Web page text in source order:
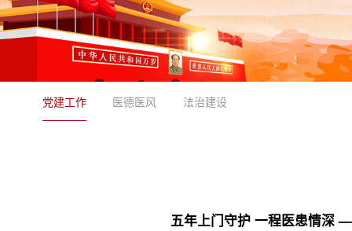
党建工作 医德医风 法治建设
五年上门守护 一程医患情深